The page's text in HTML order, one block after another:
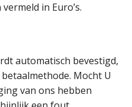
in Euro’s.
automatisch bevestigd,
Mocht U
van ons hebben